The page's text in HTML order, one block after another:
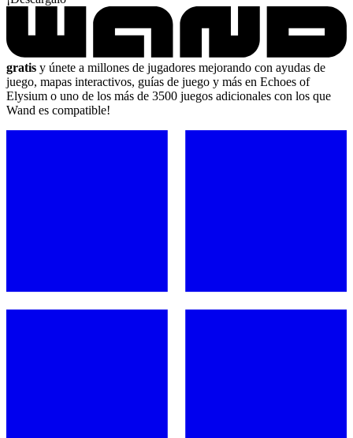
gratis y únete a millones de jugadores mejorando con ayudas de
juego, mapas interactivos, guías de juego y más en Echoes of
Elysium o uno de los más de 3500 juegos adicionales con los que
Wand es compatible!